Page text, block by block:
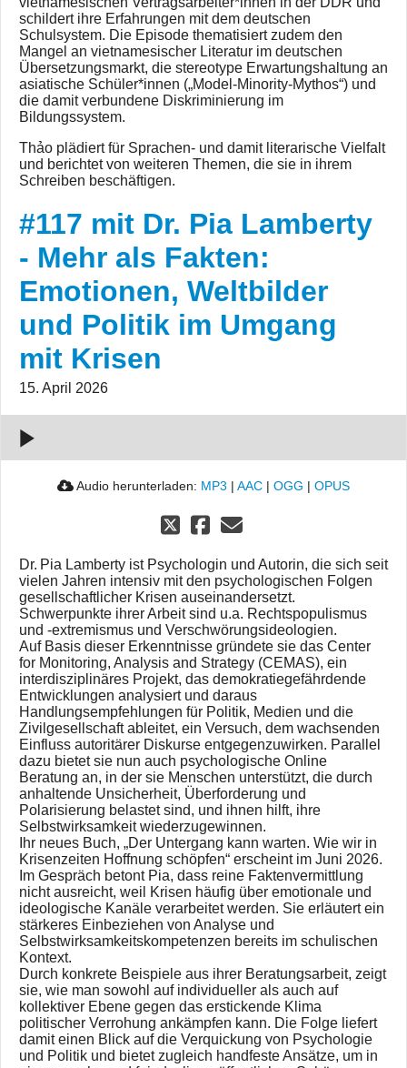
schildert ihre Erfahrungen mit dem deutschen
Schulsystem. Die Episode thematisiert zudem den
Mangel an vietnamesischer Literatur im deutschen
Übersetzungsmarkt, die stereotype Erwartungshaltung an
asiatische Schüler*innen („Model‑Minority‑Mythos“) und
die damit verbundene Diskriminierung im
Bildungssystem.
Thảo plädiert für Sprachen- und damit literarische Vielfalt
und berichtet von weiteren Themen, die sie in ihrem
Schreiben beschäftigen.
#117 mit Dr. Pia Lamberty
- Mehr als Fakten:
Emotionen, Weltbilder
und Politik im Umgang
mit Krisen
15. April 2026
#117 mit
Dr. Pia
Lamberty -
Mehr als
Fakten:
Emotionen,
Weltbilder
und Politik
Umgang
mit Krisen
Audio herunterladen: MP3 | AAC | OGG | OPUS
Dr. Pia Lamberty ist Psychologin und Autorin, die sich seit
vielen Jahren intensiv mit den psychologischen Folgen
gesellschaftlicher Krisen auseinandersetzt.
Schwerpunkte ihrer Arbeit sind u.a. Rechtspopulismus
und -extremismus und Verschwörungsideologien.
Auf Basis dieser Erkenntnisse gründete sie das Center
for Monitoring, Analysis and Strategy (CEMAS), ein
interdisziplinäres Projekt, das demokratiegefährdende
Entwicklungen analysiert und daraus
Handlungsempfehlungen für Politik, Medien und die
Zivilgesellschaft ableitet, ein Versuch, dem wachsenden
Einfluss autoritärer Diskurse entgegenzuwirken. Parallel
dazu bietet sie nun auch psychologische Online
Beratung an, in der sie Menschen unterstützt, die durch
anhaltende Unsicherheit, Überforderung und
Polarisierung belastet sind, und ihnen hilft, ihre
Selbstwirksamkeit wiederzugewinnen.
Ihr neues Buch, „Der Untergang kann warten. Wie wir in
Krisenzeiten Hoffnung schöpfen“ erscheint im Juni 2026.
Im Gespräch betont Pia, dass reine Faktenvermittlung
nicht ausreicht, weil Krisen häufig über emotionale und
ideologische Kanäle verarbeitet werden. Sie erläutert ein
stärkeres Einbeziehen von Analyse und
Selbstwirksamkeitskompetenzen bereits im schulischen
Kontext.
Durch konkrete Beispiele aus ihrer Beratungsarbeit, zeigt
sie, wie man sowohl auf individueller als auch auf
kollektiver Ebene gegen das erstickende Klima
politischer Verrohung ankämpfen kann. Die Folge liefert
damit einen Blick auf die Verquickung von Psychologie
und Politik und bietet zugleich handfeste Ansätze, um in
#116
mit
Tobi,